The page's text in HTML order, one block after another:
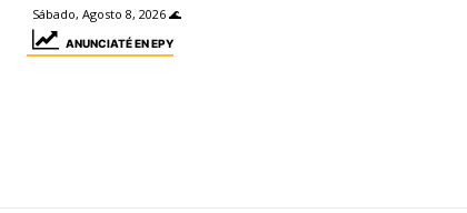
Sábado, Agosto 8, 2026 🌊
ANUNCIATÉ EN EPY